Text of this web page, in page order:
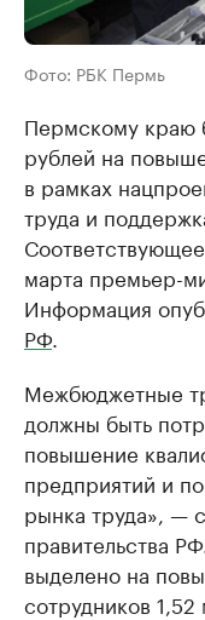
Фото: РБК Пермь
Пермскому краю
рублей на
в рамках
труда и
марта премьер-
Информация
РФ
Межбюджетные
должны быть
повышение
предприятий и
рынка труда», —
правительства
выделено на
сотрудников 1,52